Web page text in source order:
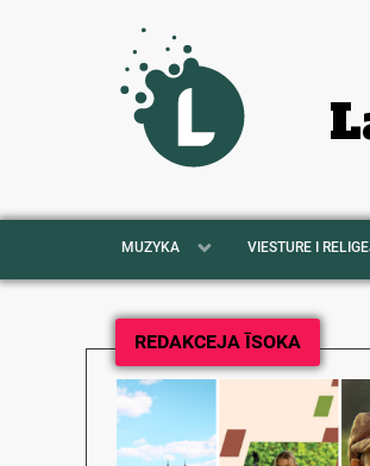
MUZYKA VIESTURE I
REDAKCEJA ĪSOKA